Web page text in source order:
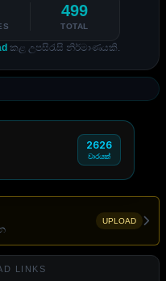
499
TOTAL
කළ උපසිරැසි නිර්මාණයකි.
2626
වාරයක්
UPLOAD
LINKS